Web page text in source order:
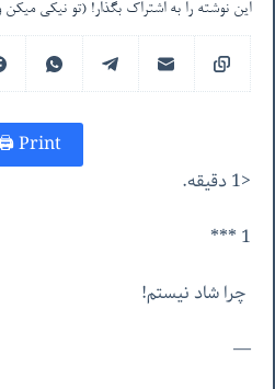
این نوشته را به اشتراک بگذار! (تو نیکی میکن
Print 🖨
<1 دقیقه.
1 ***
چرا شاد نیستم!
—